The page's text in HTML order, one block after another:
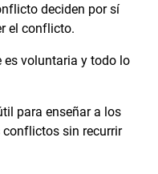
deciden por sí
el conflicto.
voluntaria y todo lo
para enseñar a los
sin recurrir